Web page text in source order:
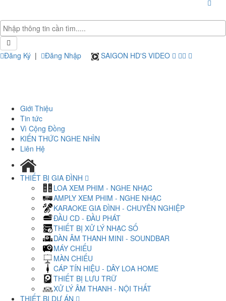
Đăng Ký | Đăng Nhập SAIGON HD'S VIDEO
Giới Thiệu
Tin tức
Vì Cộng Đồng
KIẾN THỨC NGHE NHÌN
Liên Hệ
THIẾT BỊ GIA ĐÌNH
LOA XEM PHIM - NGHE NHẠC
AMPLY XEM PHIM - NGHE NHẠC
KARAOKE GIA ĐÌNH - CHUYÊN NGHIỆP
ĐẦU CD - ĐẦU PHÁT
THIẾT BỊ XỬ LÝ NHẠC SỐ
DÀN ÂM THANH MINI - SOUNDBAR
MÁY CHIẾU
MÀN CHIẾU
CÁP TÍN HIỆU - DÂY LOA HOME
THIẾT BỊ LƯU TRỮ
XỬ LÝ ÂM THANH - NỘI THẤT
THIẾT BỊ DỰ ÁN